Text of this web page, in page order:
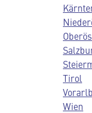
Tirol
Wien